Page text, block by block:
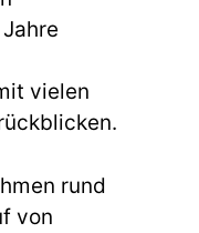
vielen
rund
von